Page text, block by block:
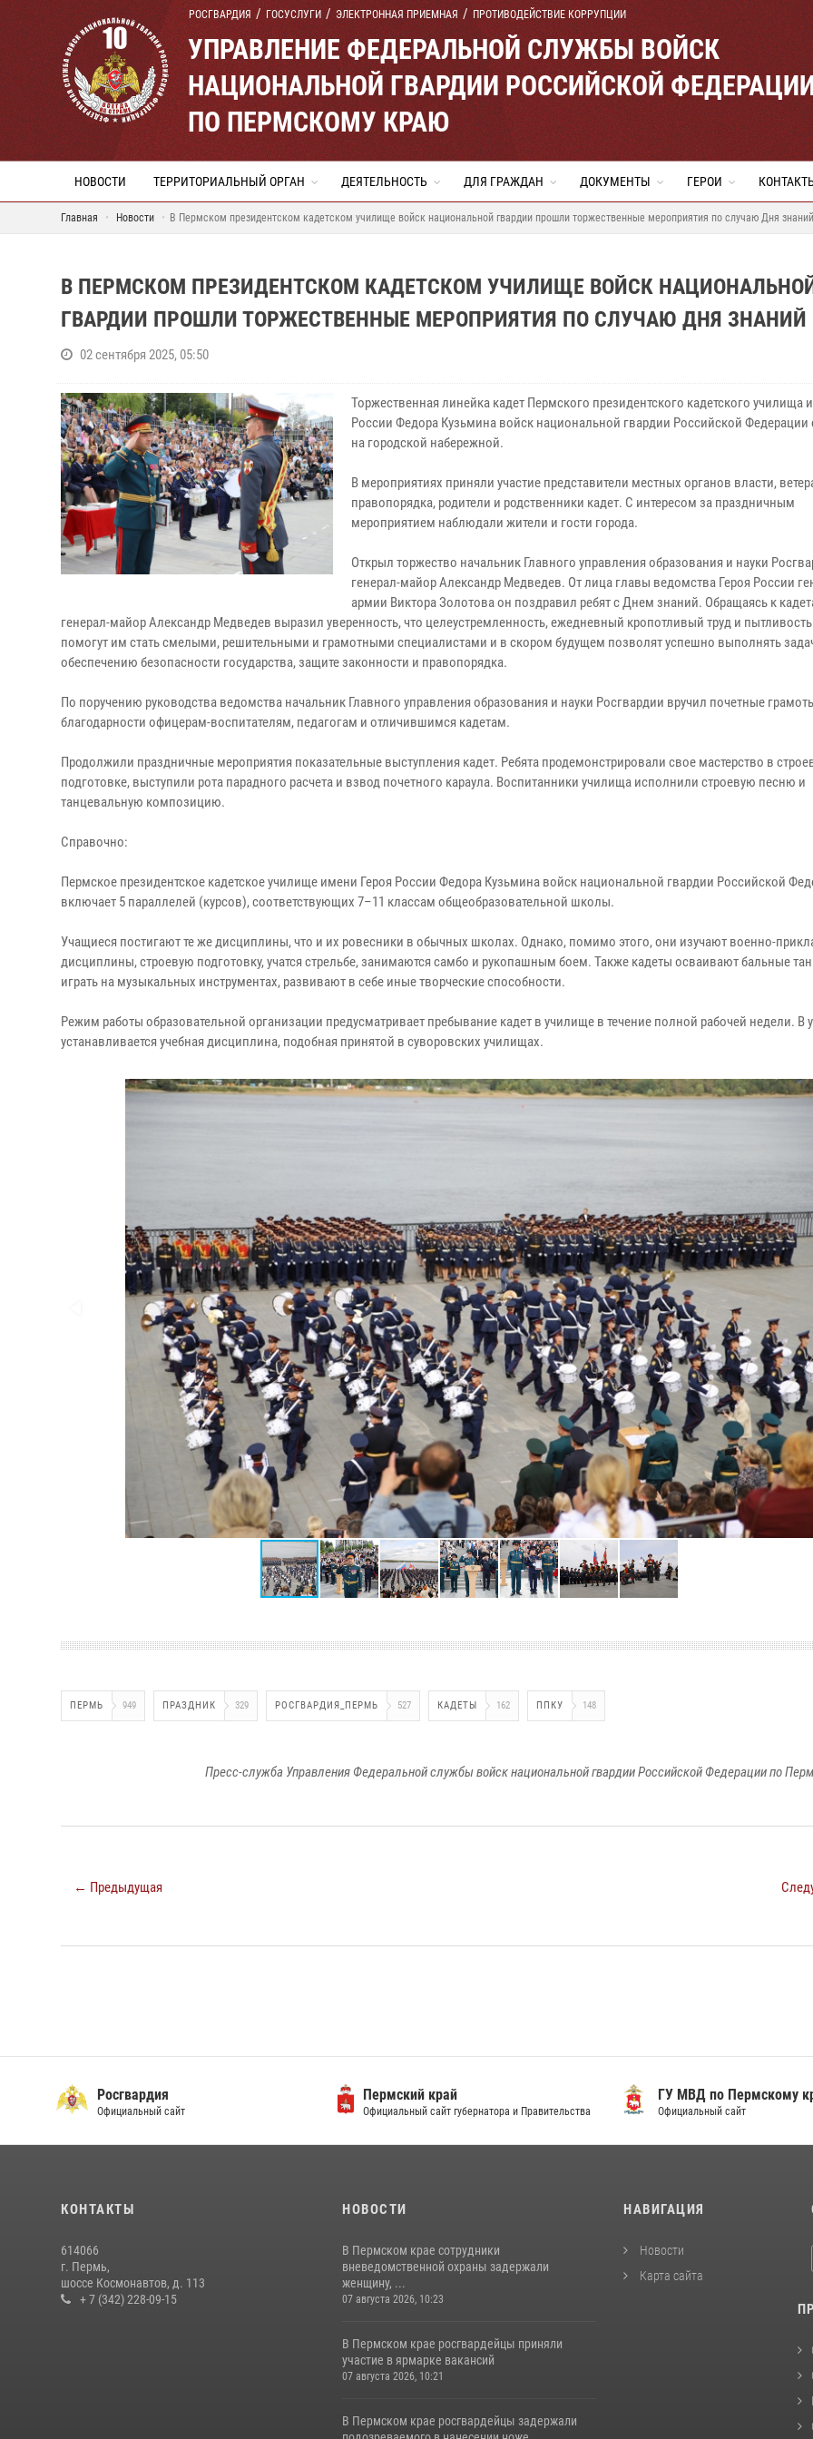
РОСГВАРДИЯ ГОСУСЛУГИ ЭЛЕКТРОННАЯ ПРИЕМНАЯ ПРОТИВОДЕЙСТВИЕ КОРРУПЦИИ
УПРАВЛЕНИЕ ФЕДЕРАЛЬНОЙ СЛУЖБЫ ВОЙСК
НАЦИОНАЛЬНОЙ ГВАРДИИ РОССИЙСКОЙ
ПО ПЕРМСКОМУ КРАЮ
НОВОСТИ ТЕРРИТОРИАЛЬНЫЙ ОРГАН ДЕЯТЕЛЬНОСТЬ ДЛЯ ГРАЖДАН ДОКУМЕНТЫ ГЕРОИ
Главная Новости В Пермском президентском кадетском училище войск национальной гвардии прошли торжественные мероприятия по случаю Дня знаний
В ПЕРМСКОМ ПРЕЗИДЕНТСКОМ КАДЕТСКОМ УЧИЛИЩЕ ВОЙСК
ГВАРДИИ ПРОШЛИ ТОРЖЕСТВЕННЫЕ МЕРОПРИЯТИЯ ПО СЛУЧАЮ ДНЯ ЗНАНИЙ
02 сентября 2025, 05:50
Торжественная линейка кадет Пермского президентского кадетского училища
России Федора Кузьмина войск национальной гвардии Российской Федерации
на городской набережной.
В мероприятиях приняли участие представители местных органов власти,
правопорядка, родители и родственники кадет. С интересом за праздничным
мероприятием наблюдали жители и гости города.
Открыл торжество начальник Главного управления образования и науки
генерал-майор Александр Медведев. От лица главы ведомства Героя России
армии Виктора Золотова он поздравил ребят с Днем знаний. Обращаясь к
генерал-майор Александр Медведев выразил уверенность, что целеустремленность, ежедневный кропотливый труд и
помогут им стать смелыми, решительными и грамотными специалистами и в скором будущем позволят успешно выполнять
обеспечению безопасности государства, защите законности и правопорядка.
По поручению руководства ведомства начальник Главного управления образования и науки Росгвардии вручил почетные
благодарности офицерам-воспитателям, педагогам и отличившимся кадетам.
Продолжили праздничные мероприятия показательные выступления кадет. Ребята продемонстрировали свое мастерство в
подготовке, выступили рота парадного расчета и взвод почетного караула. Воспитанники училища исполнили строевую песню и
танцевальную композицию.
Справочно:
Пермское президентское кадетское училище имени Героя России Федора Кузьмина войск национальной гвардии Российской
включает 5 параллелей (курсов), соответствующих 7–11 классам общеобразовательной школы.
Учащиеся постигают те же дисциплины, что и их ровесники в обычных школах. Однако, помимо этого, они изучают военно-
дисциплины, строевую подготовку, учатся стрельбе, занимаются самбо и рукопашным боем. Также кадеты осваивают бальные
играть на музыкальных инструментах, развивают в себе иные творческие способности.
Режим работы образовательной организации предусматривает пребывание кадет в училище в течение полной рабочей недели. В
устанавливается учебная дисциплина, подобная принятой в суворовских училищах.
ПЕРМЬ 949 ПРАЗДНИК 329 РОСГВАРДИЯ_ПЕРМЬ 527 КАДЕТЫ 162 ППКУ 148
Пресс-служба Управления Федеральной службы войск национальной гвардии Российской Федерации по
← Предыдущая
Росгвардия
Официальный сайт
Пермский край
Официальный сайт губернатора и Правительства
ГУ МВД по Пермскому
Официальный сайт
КОНТАКТЫ
614066
г. Пермь,
шоссе Космонавтов, д. 113
+ 7 (342) 228-09-15
НОВОСТИ
В Пермском крае сотрудники
вневедомственной охраны задержали
женщину, ...
07 августа 2026, 10:23
В Пермском крае росгвардейцы приняли
участие в ярмарке вакансий
07 августа 2026, 10:21
В Пермском крае росгвардейцы задержали
НАВИГАЦИЯ
Новости
Карта сайта